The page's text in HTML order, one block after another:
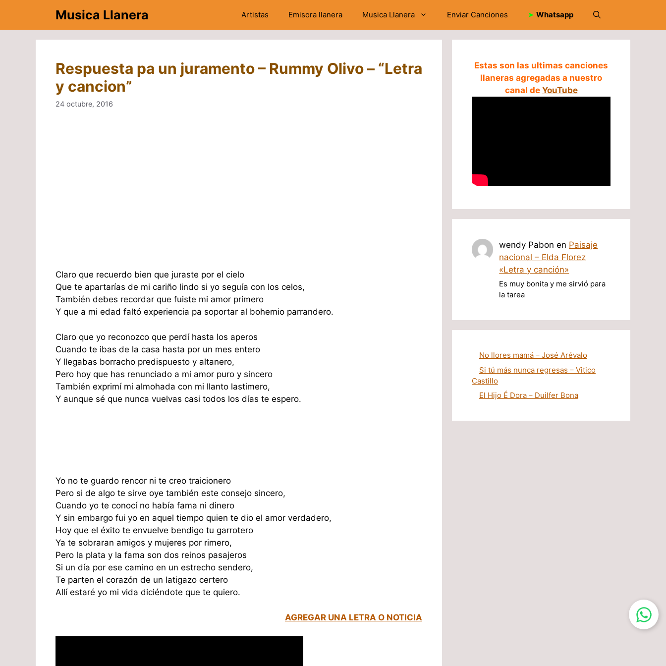
contenido
Musica Llanera Artistas Emisora llanera Musica Llanera Enviar Canciones ➤ Whatsapp
Respuesta pa un juramento – Rummy Olivo – “Letra
y cancion”
24 octubre, 2016
Claro que recuerdo bien que juraste por el cielo
Que te apartarías de mi cariño lindo si yo seguía con los celos,
También debes recordar que fuiste mi amor primero
Y que a mi edad faltó experiencia pa soportar al bohemio parrandero.
Claro que yo reconozco que perdí hasta los aperos
Cuando te ibas de la casa hasta por un mes entero
Y llegabas borracho predispuesto y altanero,
Pero hoy que has renunciado a mi amor puro y sincero
También exprimí mi almohada con mi llanto lastimero,
Y aunque sé que nunca vuelvas casi todos los días te espero.
Yo no te guardo rencor ni te creo traicionero
Pero si de algo te sirve oye también este consejo sincero,
Cuando yo te conocí no había fama ni dinero
Y sin embargo fui yo en aquel tiempo quien te dio el amor verdadero,
Hoy que el éxito te envuelve bendigo tu garrotero
Ya te sobraran amigos y mujeres por rimero,
Pero la plata y la fama son dos reinos pasajeros
Si un día por ese camino en un estrecho sendero,
Te parten el corazón de un latigazo certero
Allí estaré yo mi vida diciéndote que te quiero.
AGREGAR UNA LETRA O NOTICIA
Estas son las ultimas canciones
llaneras agregadas a nuestro
canal de YouTube
wendy Pabon en Paisaje
nacional – Elda Florez
«Letra y canción»
Es muy bonita y me sirvió para
la tarea
No llores mamá – José Arévalo
Si tú más nunca regresas – Vitico
Castillo
El Hijo É Dora – Duilfer Bona